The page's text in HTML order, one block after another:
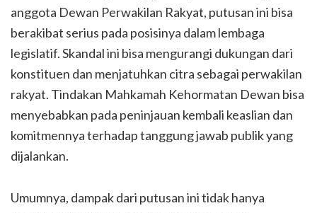
anggota Dewan Perwakilan Rakyat, putusan ini bisa
berakibat serius pada posisinya dalam lembaga
legislatif. Skandal ini bisa mengurangi dukungan dari
konstituen dan menjatuhkan citra sebagai perwakilan
rakyat. Tindakan Mahkamah Kehormatan Dewan bisa
menyebabkan pada peninjauan kembali keaslian dan
komitmennya terhadap tanggung jawab publik yang
dijalankan.
Umumnya, dampak dari putusan ini tidak hanya